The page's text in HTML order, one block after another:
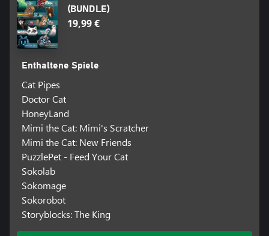
(BUNDLE)
19,99 €
Enthaltene Spiele
Cat Pipes
Doctor Cat
HoneyLand
Mimi the Cat: Mimi's Scratcher
Mimi the Cat: New Friends
PuzzlePet - Feed Your Cat
Sokolab
Sokomage
Sokorobot
Storyblocks: The King